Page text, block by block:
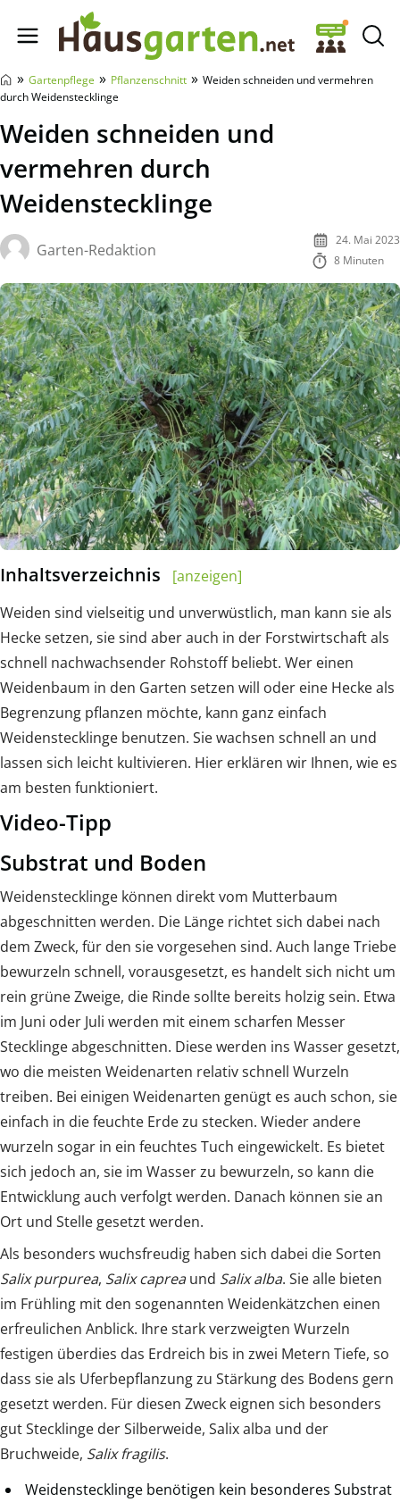
Hausgarten.net
» Gartenpflege » Pflanzenschnitt » Weiden schneiden und vermehren
durch Weidenstecklinge
Weiden schneiden und
vermehren durch
Weidenstecklinge
Garten-Redaktion
24. Mai 2023
8 Minuten
Inhaltsverzeichnis
[anzeigen]
Weiden sind vielseitig und unverwüstlich, man kann sie als
Hecke setzen, sie sind aber auch in der Forstwirtschaft als
schnell nachwachsender Rohstoff beliebt. Wer einen
Weidenbaum in den Garten setzen will oder eine Hecke als
Begrenzung pflanzen möchte, kann ganz einfach
Weidenstecklinge benutzen. Sie wachsen schnell an und
lassen sich leicht kultivieren. Hier erklären wir Ihnen, wie es
am besten funktioniert.
Video-Tipp
Substrat und Boden
Weidenstecklinge können direkt vom Mutterbaum
abgeschnitten werden. Die Länge richtet sich dabei nach
dem Zweck, für den sie vorgesehen sind. Auch lange Triebe
bewurzeln schnell, vorausgesetzt, es handelt sich nicht um
rein grüne Zweige, die Rinde sollte bereits holzig sein. Etwa
im Juni oder Juli werden mit einem scharfen Messer
Stecklinge abgeschnitten. Diese werden ins Wasser gesetzt,
wo die meisten Weidenarten relativ schnell Wurzeln
treiben. Bei einigen Weidenarten genügt es auch schon, sie
einfach in die feuchte Erde zu stecken. Wieder andere
wurzeln sogar in ein feuchtes Tuch eingewickelt. Es bietet
sich jedoch an, sie im Wasser zu bewurzeln, so kann die
Entwicklung auch verfolgt werden. Danach können sie an
Ort und Stelle gesetzt werden.
Als besonders wuchsfreudig haben sich dabei die Sorten
Salix purpurea, Salix capreaund Salix alba. Sie alle bieten
im Frühling mit den sogenannten Weidenkätzchen einen
erfreulichen Anblick. Ihre stark verzweigten Wurzeln
festigen überdies das Erdreich bis in zwei Metern Tiefe, so
dass sie als Uferbepflanzung zu Stärkung des Bodens gern
gesetzt werden. Für diesen Zweck eignen sich besonders
gut Stecklinge der Silberweide, Salix alba und der
Bruchweide, Salix fragilis.
Weidenstecklinge benötigen kein besonderes Substrat